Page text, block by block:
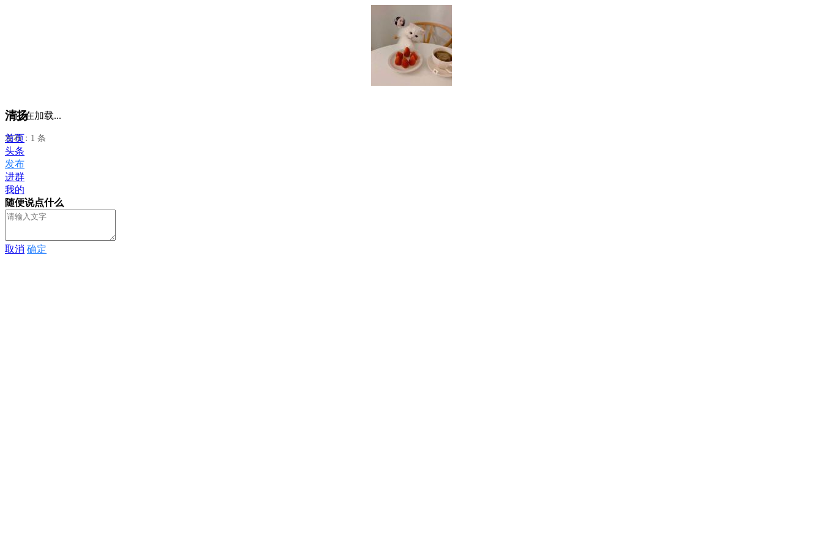
清扬
发布：1 条
正在加载...
首页
头条
发布
进群
我的
随便说点什么
取消 确定